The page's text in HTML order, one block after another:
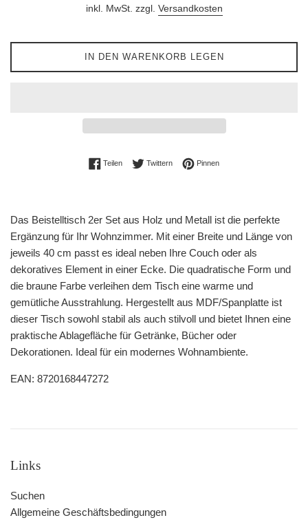
inkl. MwSt. zzgl. Versandkosten
IN DEN WARENKORB LEGEN
TeilenAuf Facebook teilen
TwitternAuf Twitter twittern
PinnenAuf Pinterest pinnen
Das Beistelltisch 2er Set aus Holz und Metall ist die perfekte
Ergänzung für Ihr Wohnzimmer. Mit einer Breite und Länge von
jeweils 40 cm passt es ideal neben Ihre Couch oder als
dekoratives Element in einer Ecke. Die quadratische Form und
die braune Farbe verleihen dem Tisch eine warme und
gemütliche Ausstrahlung. Hergestellt aus MDF/Spanplatte ist
dieser Tisch sowohl stabil als auch stilvoll und bietet Ihnen eine
praktische Ablagefläche für Getränke, Bücher oder
Dekorationen. Ideal für ein modernes Wohnambiente.
EAN: 8720168447272
Links
Suchen
Allgemeine Geschäftsbedingungen